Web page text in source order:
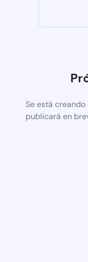
Se está
publicará en